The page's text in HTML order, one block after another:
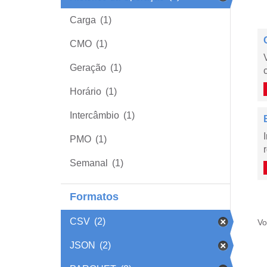
Carga (1)
CMO (1)
Geração (1)
Horário (1)
Intercâmbio (1)
PMO (1)
Semanal (1)
Formatos
CSV (2)
JSON (2)